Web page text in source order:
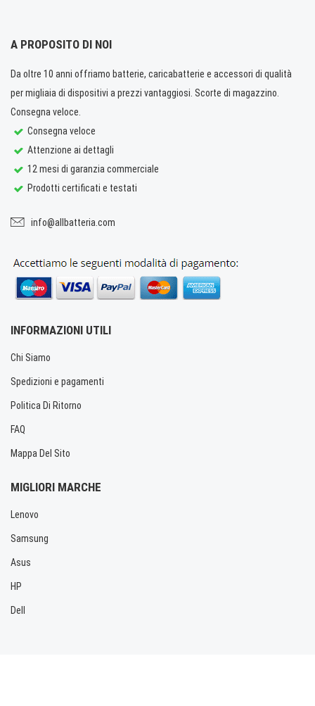
A PROPOSITO DI NOI
Da oltre 10 anni offriamo batterie, caricabatterie e accessori di qualità
per migliaia di dispositivi a prezzi vantaggiosi. Scorte di magazzino.
Consegna veloce.
Consegna veloce
Attenzione ai dettagli
12 mesi di garanzia commerciale
Prodotti certificati e testati
info@allbatteria.com
INFORMAZIONI UTILI
Chi Siamo
Spedizioni e pagamenti
Politica Di Ritorno
FAQ
Mappa Del Sito
MIGLIORI MARCHE
Lenovo
Samsung
Asus
HP
Dell